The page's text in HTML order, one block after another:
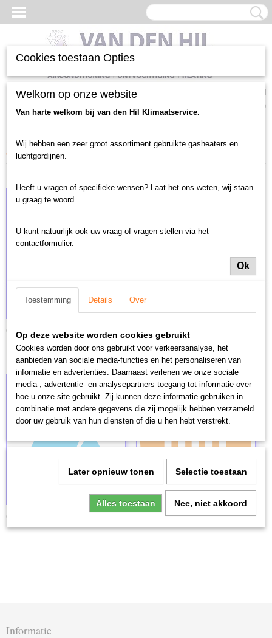
Inloggen Registreren
(0)
Home >Luchtgordijnen en toebehoren>Luchtgordijn gebruikt>
deurbreedte tot 2 meter
Centrale Verwarming Elektrisch 400V
Gasgestookt Inbouw luchtgordijn
Informatie
Cookies toestaan Opties
Welkom op onze website
Van harte welkom bij van den Hil Klimaatservice.
Wij hebben een zeer groot assortiment gebruikte gasheaters en
luchtgordijnen.
Heeft u vragen of specifieke wensen? Laat het ons weten, wij staan
u graag te woord.
U kunt natuurlijk ook uw vraag of vragen stellen via het
contactformulier.
Ok
Toestemming Details Over
Op deze website worden cookies gebruikt
Cookies worden door ons gebruikt voor verkeersanalyse, het
aanbieden van sociale media-functies en het personaliseren van
informatie en advertenties. Daarnaast verlenen we onze sociale
media-, advertentie- en analysepartners toegang tot informatie over
hoe u onze site gebruikt. Zij kunnen deze informatie gebruiken in
combinatie met andere gegevens die zij mogelijk hebben verzameld
door uw gebruik van hun diensten of die u hen hebt verstrekt.
Later opnieuw tonen Selectie toestaan
Alles toestaan Nee, niet akkoord